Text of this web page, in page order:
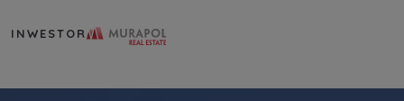
INWESTOR Murapol Real Estate S.A.